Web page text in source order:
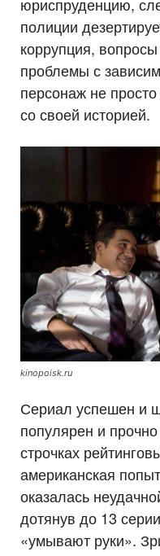
юриспруденцию,
полиции
коррупция,
проблемы с
персонаж не
со своей историей.
kinopoisk.ru
Сериал успешен и
популярен и
строчках
американская
оказалась
дотянув до 13
«умывают руки».